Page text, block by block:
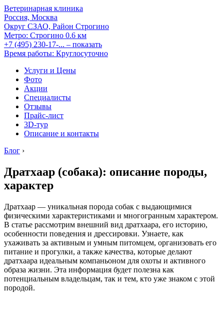
Ветеринарная клиника
Россия, Москва
Округ СЗАО, Район Строгино
Метро: Строгино 0.6 км
+7 (495) 230-17-... – показать
Время работы: Круглосуточно
Услуги и Цены
Фото
Акции
Специалисты
Отзывы
Прайс-лист
3D-тур
Описание и контакты
Блог ›
Дратхаар (собака): описание породы,
характер
Дратхаар — уникальная порода собак с выдающимися
физическими характеристиками и многогранным характером.
В статье рассмотрим внешний вид дратхаара, его историю,
особенности поведения и дрессировки. Узнаете, как
ухаживать за активным и умным питомцем, организовать его
питание и прогулки, а также качества, которые делают
дратхаара идеальным компаньоном для охоты и активного
образа жизни. Эта информация будет полезна как
потенциальным владельцам, так и тем, кто уже знаком с этой
породой.